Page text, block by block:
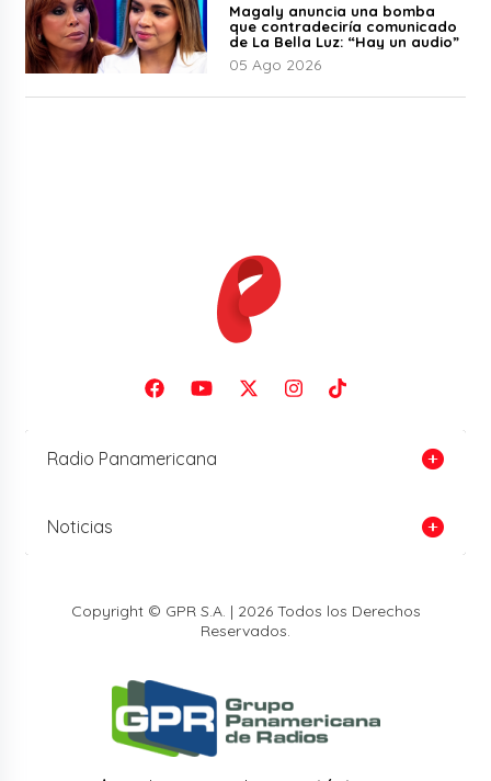
Magaly anuncia una bomba
que contradeciría comunicado
de La Bella Luz: “Hay un audio”
05 Ago 2026
Radio Panamericana
Noticias
Copyright © GPR S.A. | 2026 Todos los Derechos
Reservados.